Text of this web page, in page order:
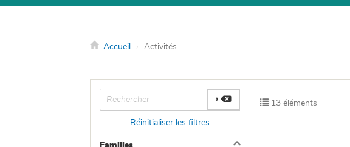
Accueil Activités
Réinitialiser les filtres
Familles
13 éléments